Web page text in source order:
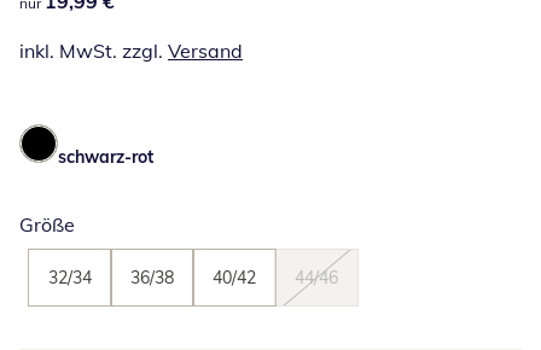
inkl. MwSt. zzgl. Versand
schwarz-rot
Größe
32/34 36/38 40/42 44/46